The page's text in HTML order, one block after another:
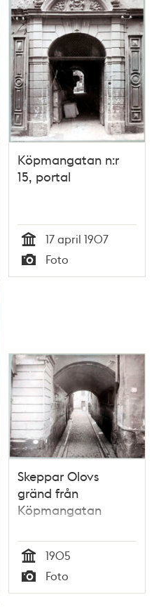
Köpmangatan n:r
15, portal
Tid
17 april 1907
Typ
Foto
Skeppar Olovs
gränd från
Köpmangatan
Tid
1905
Typ
Foto